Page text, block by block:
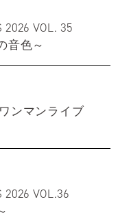
2026 VOL. 35
音色～
ワンマンライブ
2026 VOL.36